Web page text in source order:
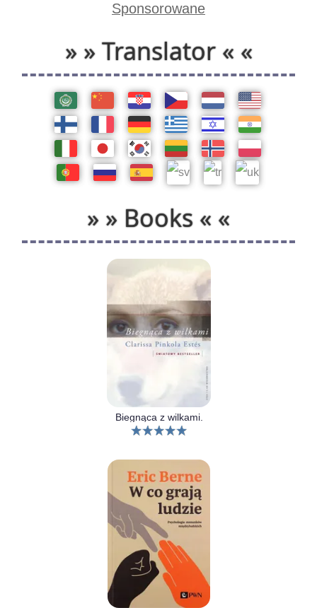
Sponsorowane
» » Translator « «
» » Books « «
Biegnąca z wilkami.